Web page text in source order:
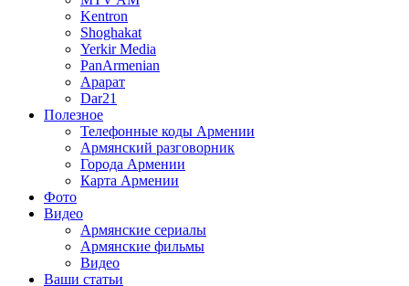
Kentron
Shoghakat
Yerkir Media
PanArmenian
Арарат
Dar21
Полезное
Телефонные коды Армении
Армянский разговорник
Города Армении
Карта Армении
Фото
Видео
Армянские сериалы
Армянские фильмы
Видео
Ваши статьи